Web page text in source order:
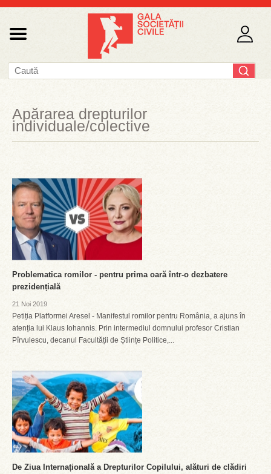
Apărarea drepturilor
individuale/colective
Problematica romilor - pentru prima oară într-o dezbatere
prezidențială
21 Noi 2019
Petiția Platformei Aresel - Manifestul romilor pentru România, a ajuns în
atenția lui Klaus Iohannis. Prin intermediul domnului profesor Cristian
Pîrvulescu, decanul Facultății de Științe Politice,...
De Ziua Internațională a Drepturilor Copilului, alături de clădiri